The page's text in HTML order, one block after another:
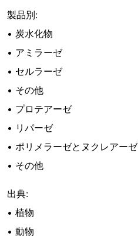
製品別:
• 炭水化物
• アミラーゼ
• セルラーゼ
• その他
• プロテアーゼ
• リパーゼ
• ポリメラーゼとヌクレアーゼ
• その他
出典:
• 植物
• 動物